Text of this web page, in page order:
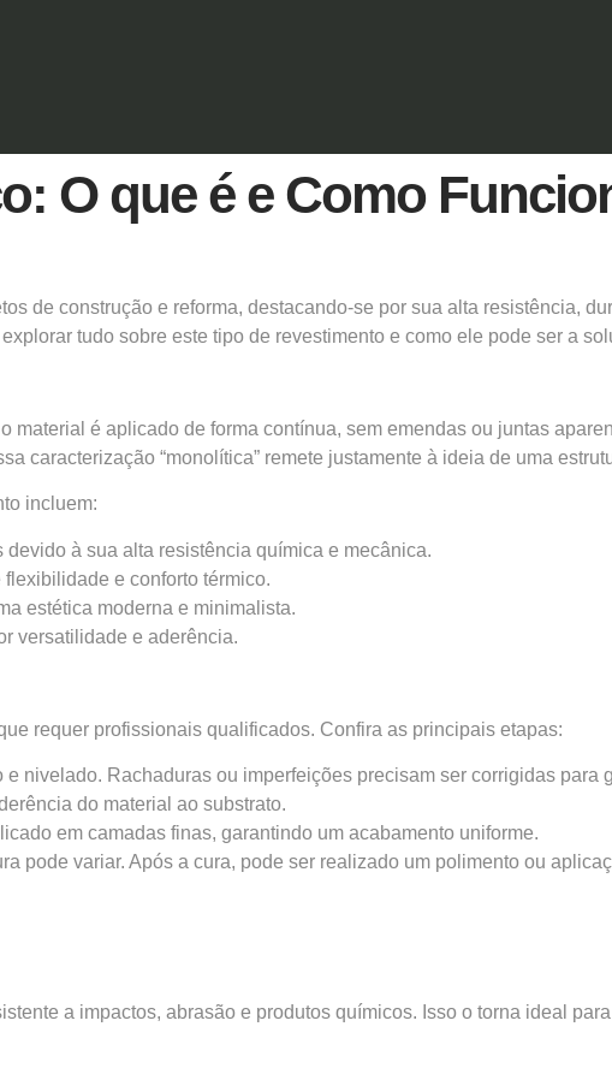
O que é e Como
de construção e reforma, destacando-se por sua alta resistência,
tudo sobre este tipo de revestimento e como ele pode ser a
material é aplicado de forma contínua, sem emendas ou juntas
caracterização “monolítica” remete justamente à ideia de uma
incluem:
à sua alta resistência química e mecânica.
e conforto térmico.
estética moderna e minimalista.
versatilidade e aderência.
requer profissionais qualificados. Confira as principais etapas:
nivelado. Rachaduras ou imperfeições precisam ser corrigidas para
do material ao substrato.
em camadas finas, garantindo um acabamento uniforme.
pode variar. Após a cura, pode ser realizado um polimento ou
a impactos, abrasão e produtos químicos. Isso o torna ideal